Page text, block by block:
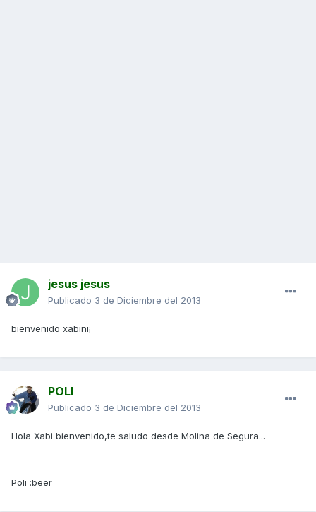
jesus jesus
Publicado 3 de Diciembre del 2013
bienvenido xabini¡
POLI
Publicado 3 de Diciembre del 2013
Hola Xabi bienvenido,te saludo desde Molina de Segura...
Poli :beer